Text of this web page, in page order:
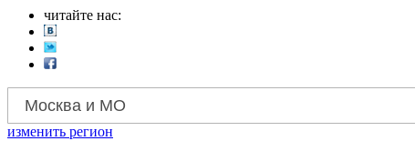
читайте нас:
Москва и МО
изменить регион